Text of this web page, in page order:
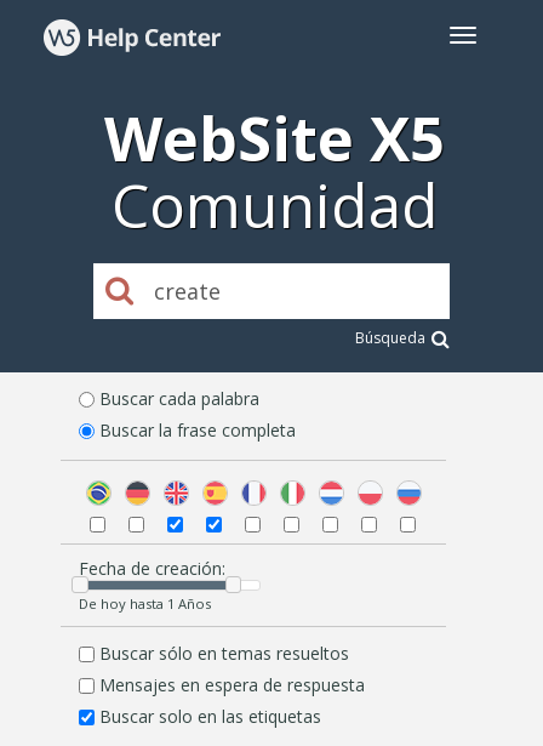
WebSite X5
Comunidad
Búsqueda
Buscar cada palabra
Buscar la frase completa
Fecha de creación:
De hoy hasta 1 Años
Buscar sólo en temas resueltos
Mensajes en espera de respuesta
Buscar solo en las etiquetas